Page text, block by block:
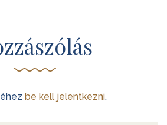
be kell jelentkezni.